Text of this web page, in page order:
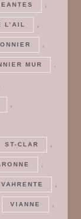
L’AIL
MUR
ST-CLAR
VAHRENTE
VIANNE